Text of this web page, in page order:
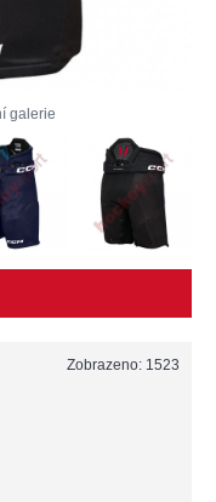
galerie
Zobrazeno: 1523